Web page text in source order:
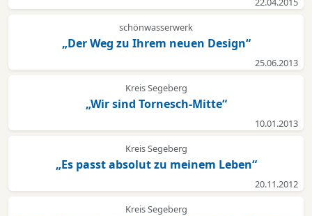
schönwasserwerk
„Der Weg zu Ihrem neuen Design“
25.06.2013
Kreis Segeberg
„Wir sind Tornesch-Mitte“
10.01.2013
Kreis Segeberg
„Es passt absolut zu meinem Leben“
20.11.2012
Kreis Segeberg